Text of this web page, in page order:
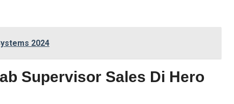
2024
Supervisor Sales Di Hero